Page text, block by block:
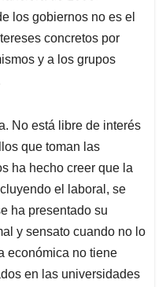
los gobiernos no es el
concretos por
y a los grupos
No está libre de interés
que toman las
ha hecho creer que la
el laboral, se
ha presentado su
y sensato cuando no lo
económica no tiene
en las universidades